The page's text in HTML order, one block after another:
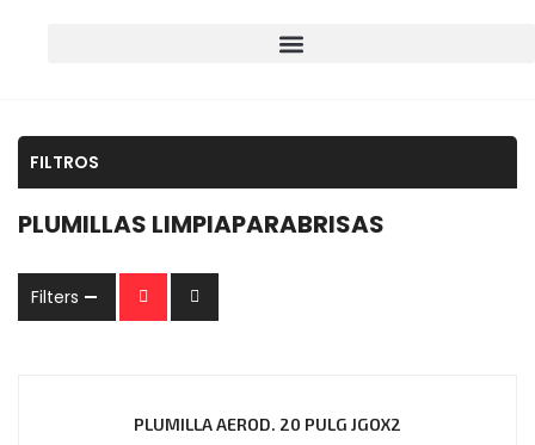
FILTROS
PLUMILLAS LIMPIAPARABRISAS
Filters
PLUMILLA AEROD. 20 PULG JGOX2